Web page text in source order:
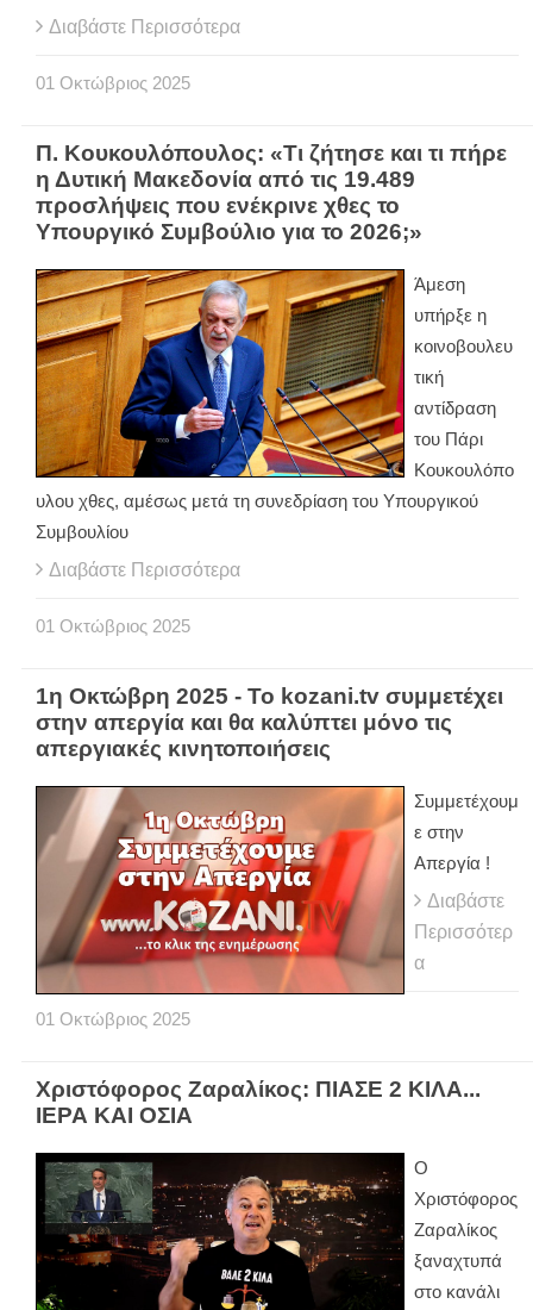
Διαβάστε Περισσότερα
01 Οκτώβριος 2025
Π. Κουκουλόπουλος: «Τι ζήτησε και τι πήρε
η Δυτική Μακεδονία από τις 19.489
προσλήψεις που ενέκρινε χθες το
Υπουργικό Συμβούλιο για το 2026;»
Άμεση
υπήρξε η
κοινοβουλευ
τική
αντίδραση
του Πάρι
Κουκουλόπο
υλου χθες, αμέσως μετά τη συνεδρίαση του Υπουργικού
Συμβουλίου
Διαβάστε Περισσότερα
01 Οκτώβριος 2025
1η Οκτώβρη 2025 - Το kozani.tv συμμετέχει
στην απεργία και θα καλύπτει μόνο τις
απεργιακές κινητοποιήσεις
Συμμετέχουμ
ε στην
Απεργία !
Διαβάστε
Περισσότερ
α
01 Οκτώβριος 2025
Χριστόφορος Ζαραλίκος: ΠΙΑΣΕ 2 ΚΙΛΑ...
ΙΕΡΑ ΚΑΙ ΟΣΙΑ
Ο
Χριστόφορος
Ζαραλίκος
ξαναχτυπά
στο κανάλι